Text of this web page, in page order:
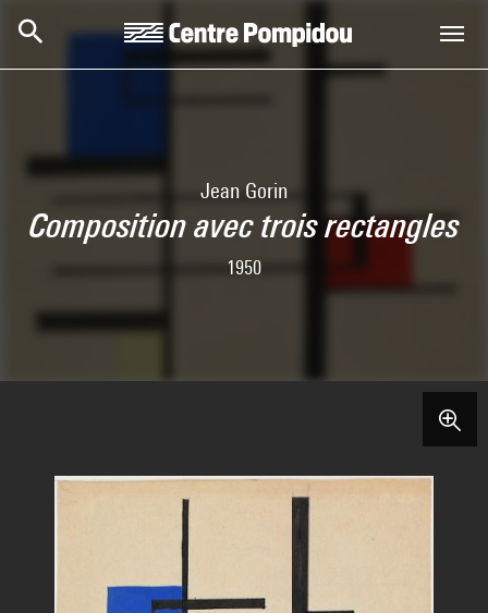
Jean Gorin
Composition avec trois rectangles
1950